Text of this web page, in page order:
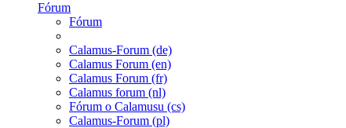
Fórum
Fórum
Calamus-Forum (de)
Calamus Forum (en)
Calamus Forum (fr)
Calamus forum (nl)
Fórum o Calamusu (cs)
Calamus-Forum (pl)